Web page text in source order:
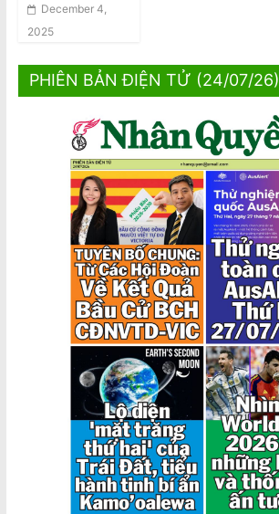
December 4,
2025
PHIÊN BẢN ĐIỆN TỬ (24/07/26)